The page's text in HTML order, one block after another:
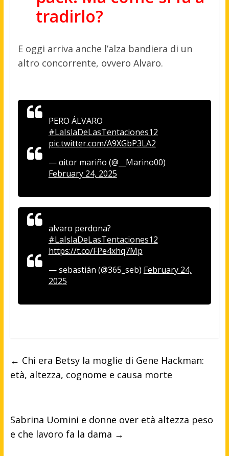
tradirlo?
E oggi arriva anche l’alza bandiera di un
altro concorrente, ovvero Alvaro.
PERO ÁLVARO
#LaIslaDeLasTentaciones12
pic.twitter.com/A9XGbP3LA2
— αitor mariño (@__Marino00)
February 24, 2025
alvaro perdona?
#LaIslaDeLasTentaciones12
https://t.co/FPe4xhq7Mp
— sebastián (@365_seb) February 24,
2025
← Chi era Betsy la moglie di Gene Hackman:
età, altezza, cognome e causa morte
Sabrina Uomini e donne over età altezza peso
e che lavoro fa la dama →